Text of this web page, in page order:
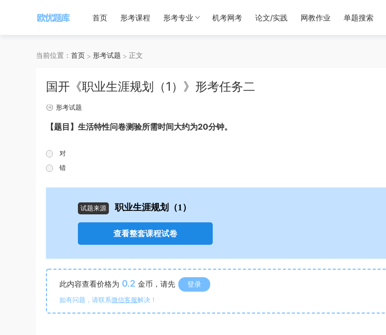
首页 形考课程 形考专业 机考网考 论文/实践 网教作业 单题搜索
当前位置： 首页 形考试题 正文
国开《职业生涯规划（1）》形考任务二
形考试题
【题目】生活特性问卷测验所需时间大约为20分钟。
对
错
试题来源 职业生涯规划（1）
查看整套课程试卷
此内容查看价格为 0.2 金币，请先 登录
如有问题，请联系微信客服解决！